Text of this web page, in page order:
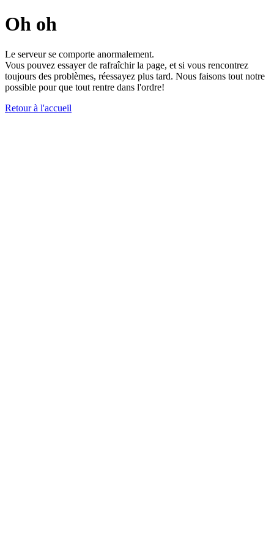
Oh oh
Le serveur se comporte anormalement.
Vous pouvez essayer de rafraîchir la page, et si vous rencontrez
toujours des problèmes, réessayez plus tard. Nous faisons tout notre
possible pour que tout rentre dans l'ordre!
Retour à l'accueil